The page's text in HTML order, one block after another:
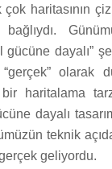
çok haritasının
bağlıydı.
gücüne dayalı”
olarak
bir haritalama
dayalı
teknik
geliyordu.